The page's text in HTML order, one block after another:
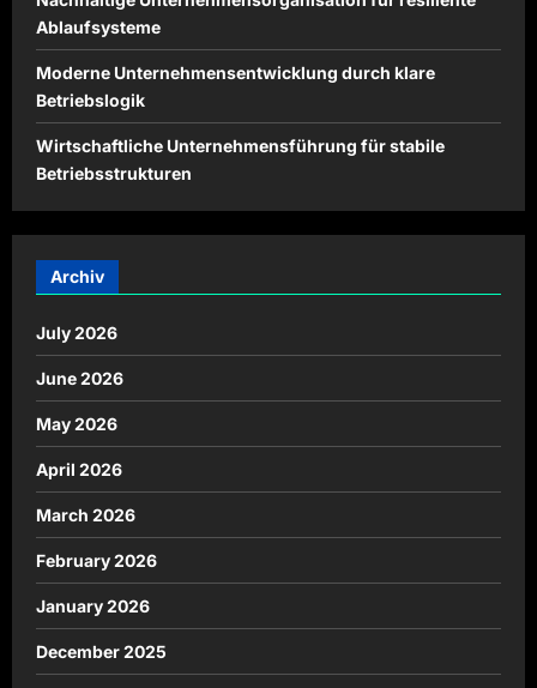
Ablaufsysteme
Moderne Unternehmensentwicklung durch klare
Betriebslogik
Wirtschaftliche Unternehmensführung für stabile
Betriebsstrukturen
Archiv
July 2026
June 2026
May 2026
April 2026
March 2026
February 2026
January 2026
December 2025